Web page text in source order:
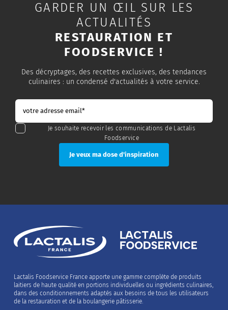
GARDER UN ŒIL SUR LES
ACTUALITÉS
RESTAURATION ET
FOODSERVICE !
Des décryptages, des recettes exclusives, des tendances
culinaires : un condensé d'actualités à votre service.
Je souhaite recevoir les communications de Lactalis
Foodservice
Lactalis Foodservice France apporte une gamme complète de produits
laitiers de haute qualité en portions individuelles ou ingrédients culinaires,
dans des conditionnements adaptés aux besoins de tous les utilisateurs
de la restauration et de la boulangerie pâtisserie.